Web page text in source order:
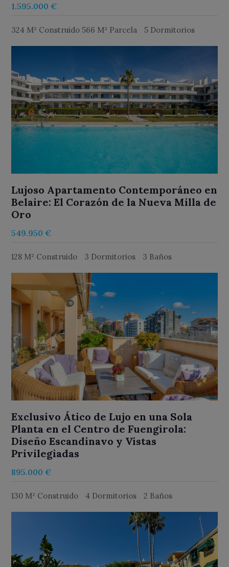
1.595.000 €
324 M² Construido 566 M² Parcela 5 Dormitorios
Lujoso Apartamento Contemporáneo en
Belaire: El Corazón de la Nueva Milla de
Oro
549.950 €
128 M² Construido 3 Dormitorios 3 Baños
Exclusivo Ático de Lujo en una Sola
Planta en el Centro de Fuengirola:
Diseño Escandinavo y Vistas
Privilegiadas
895.000 €
130 M² Construido 4 Dormitorios 2 Baños